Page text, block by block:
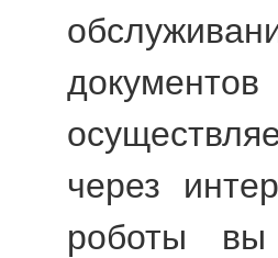
через
роботы